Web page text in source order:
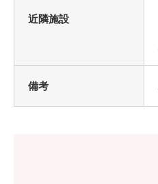
近隣施設
備考